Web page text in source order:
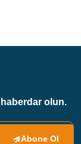
olun.
Abone Ol